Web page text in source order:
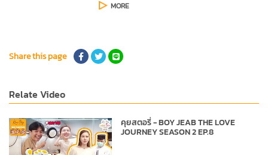
MORE
Share this page
Relate Video
คุยสตอรี่ - BOY JEAB THE LOVE
JOURNEY SEASON 2 EP.8